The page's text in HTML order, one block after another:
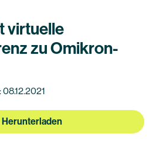
virtuelle
zu Omikron-
Herunterladen